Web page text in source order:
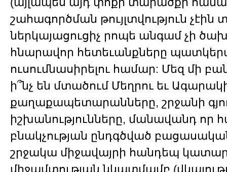
շահագործման թույլտվություն չէին
ներկայացուցիչ րոպե անգամ չի
հնարավոր հետեւանքները
ուսումնասիրելու համար: Մեզ մի
ի՞նչ են մտածում Մեղրու եւ
քաղաքապետարանները, շրջանի
իշխանությունները, մանավանդ որ
բնակչության ընդգծված
շրջակա միջավայրի հանդեպ
միջամտության նկատմամբ